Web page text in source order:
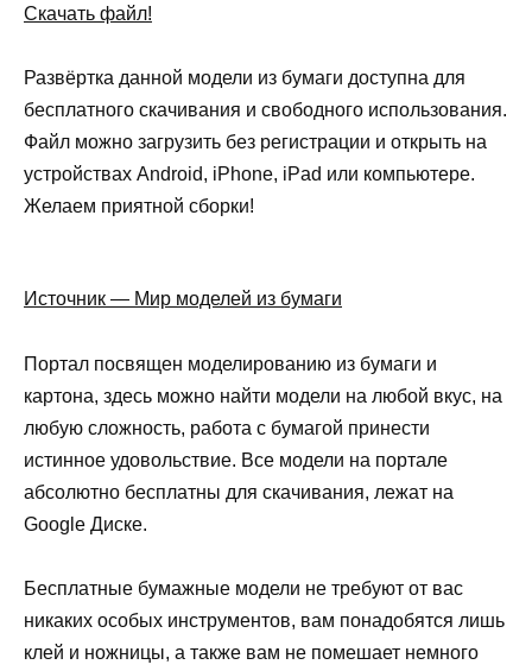
Скачать файл!
Развёртка данной модели из бумаги доступна для
бесплатного скачивания и свободного использования.
Файл можно загрузить без регистрации и открыть на
устройствах Android, iPhone, iPad или компьютере.
Желаем приятной сборки!
Источник — Мир моделей из бумаги
Портал посвящен моделированию из бумаги и
картона, здесь можно найти модели на любой вкус, на
любую сложность, работа с бумагой принести
истинное удовольствие. Все модели на портале
абсолютно бесплатны для скачивания, лежат на
Google Диске.
Бесплатные бумажные модели не требуют от вас
никаких особых инструментов, вам понадобятся лишь
клей и ножницы, а также вам не помешает немного